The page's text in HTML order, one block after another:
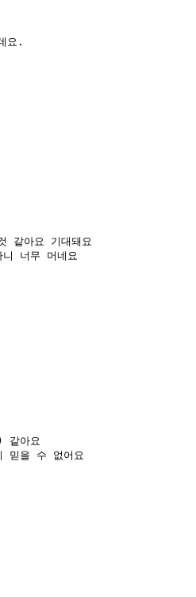
요.
같아요 기대돼요
니 너무 머네요
같아요
믿을 수 없어요